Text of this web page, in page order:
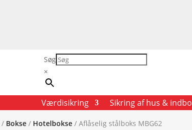
Søg
×
Værdisikring Sikring af hus & indbo
/ Bokse / Hotelbokse / Aflåselig stålboks MBG62